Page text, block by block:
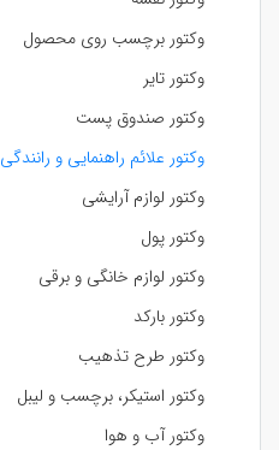
وکتور برچسب روی محصول
وکتور تایر
وکتور صندوق پست
وکتور علائم راهنمایی و رانندگی
وکتور لوازم آرایشی
وکتور پول
وکتور لوازم خانگی و برقی
وکتور بارکد
وکتور طرح تذهیب
وکتور استیکر، برچسب و لیبل
وکتور آب و هوا